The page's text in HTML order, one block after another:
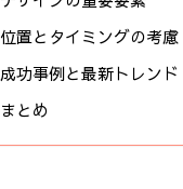
位置とタイミングの考慮
成功事例と最新トレンド
まとめ